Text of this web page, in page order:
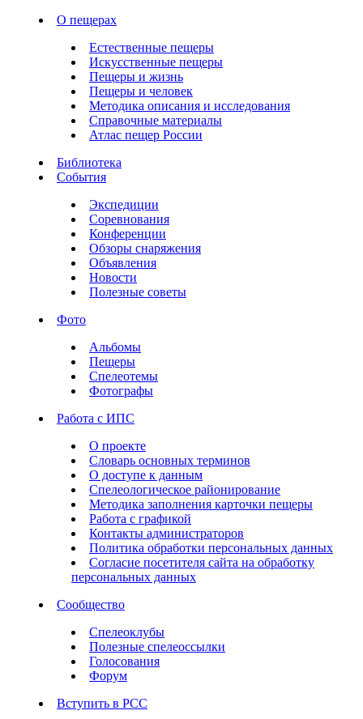
О пещерах
Естественные пещеры
Искусственные пещеры
Пещеры и жизнь
Пещеры и человек
Методика описания и исследования
Справочные материалы
Атлас пещер России
Библиотека
События
Экспедиции
Соревнования
Конференции
Обзоры снаряжения
Объявления
Новости
Полезные советы
Фото
Альбомы
Пещеры
Спелеотемы
Фотографы
Работа с ИПС
О проекте
Словарь основных терминов
О доступе к данным
Спелеологическое районирование
Методика заполнения карточки пещеры
Работа с графикой
Контакты администраторов
Политика обработки персональных данных
Согласие посетителя сайта на обработку
персональных данных
Сообщество
Спелеоклубы
Полезные спелеоссылки
Голосования
Форум
Вступить в РСС